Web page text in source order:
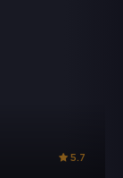
5.7